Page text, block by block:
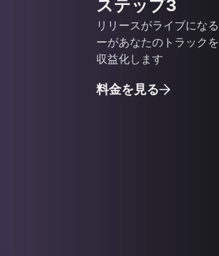
ステップ3
リリースがライブにな
ーがあなたのトラック
収益化します
料金を見る